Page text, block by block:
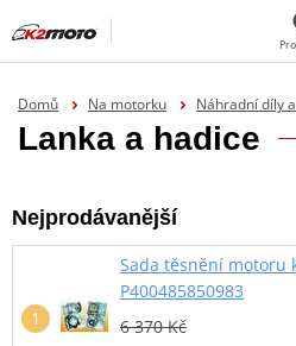
Domů Na motorku Náhradní díly
Lanka a hadice
Nejprodávanější
Sada těsnění motoru
P400485850983
6 370 Kč